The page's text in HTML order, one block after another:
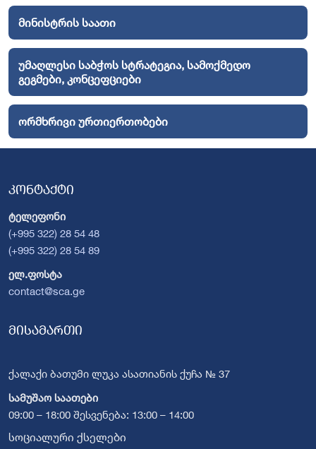
მინისტრის საათი
უმაღლესი საბჭოს სტრატეგია, სამოქმედო
გეგმები, კონცეფციები
ორმხრივი ურთიერთობები
კონტაქტი
ტელეფონი
(+995 322) 28 54 48
(+995 322) 28 54 89
ელ.ფოსტა
contact@sca.ge
მისამართი
ქალაქი ბათუმი ლუკა ასათიანის ქუჩა № 37
სამუშაო საათები
09:00 – 18:00 შესვენება: 13:00 – 14:00
სოციალური ქსელები